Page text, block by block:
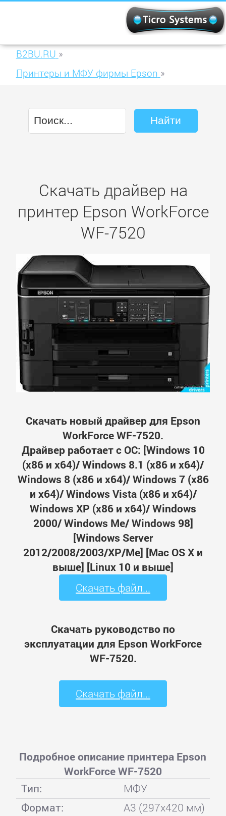
B2BU.RU »
Принтеры и МФУ фирмы Epson »
Скачать драйвер на
принтер Epson WorkForce
WF-7520
Скачать новый драйвер для Epson
WorkForce WF-7520.
Драйвер работает с ОС: [Windows 10
(x86 и x64)/ Windows 8.1 (x86 и x64)/
Windows 8 (x86 и x64)/ Windows 7 (x86
и x64)/ Windows Vista (x86 и x64)/
Windows XP (x86 и x64)/ Windows
2000/ Windows Me/ Windows 98]
[Windows Server
2012/2008/2003/XP/Me] [Mac OS X и
выше] [Linux 10 и выше]
Скачать файл...
Скачать руководство по
эксплуатации для Epson WorkForce
WF-7520.
Скачать файл...
Подробное описание принтера Epson
WorkForce WF-7520
Тип:
МФУ
Формат:
A3 (297x420 мм)